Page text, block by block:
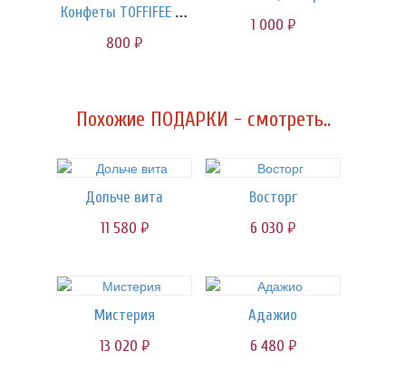
Конфеты TOFFIFEE 125 гр.
800 руб.
1 000 руб.
Похожие ПОДАРКИ - смотреть..
Дольче вита
11 580 руб.
Восторг
6 030 руб.
Мистерия
13 020 руб.
Адажио
6 480 руб.